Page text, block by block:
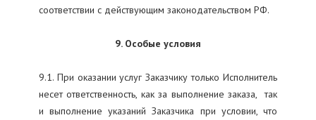
соответствии с действующим законодательством РФ.
9. Особые условия
9.1. При оказании услуг Заказчику только Исполнитель
несет ответственность, как за выполнение заказа, так
и выполнение указаний Заказчика при условии, что